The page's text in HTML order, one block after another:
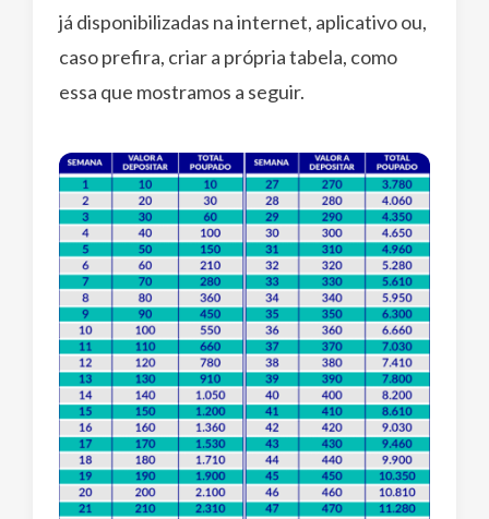
já disponibilizadas na internet, aplicativo ou,
caso prefira, criar a própria tabela, como
essa que mostramos a seguir.